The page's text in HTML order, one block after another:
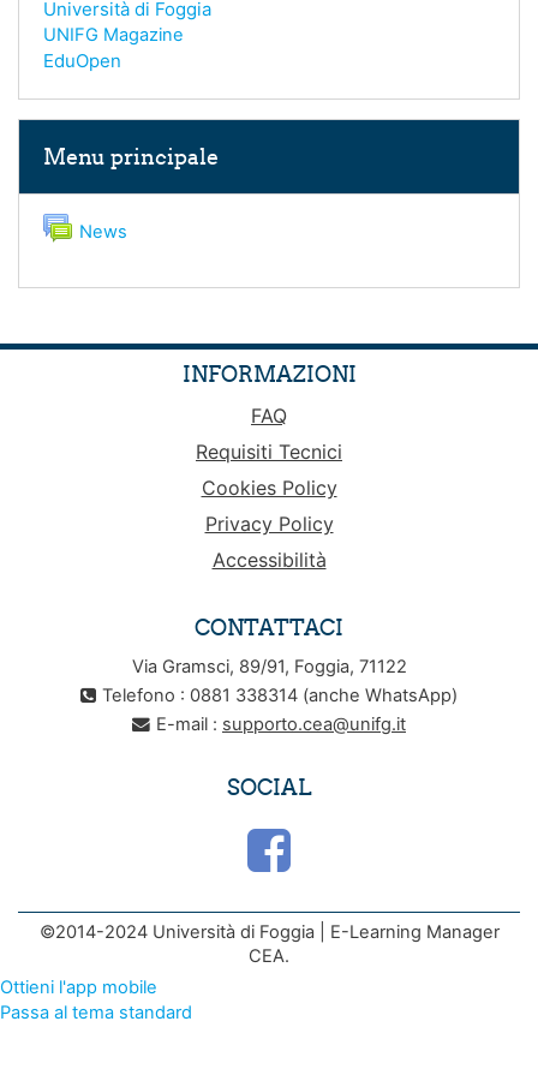
Università di Foggia
UNIFG Magazine
EduOpen
Menu principale
News
INFORMAZIONI
FAQ
Requisiti Tecnici
Cookies Policy
Privacy Policy
Accessibilità
CONTATTACI
Via Gramsci, 89/91, Foggia, 71122
Telefono : 0881 338314 (anche WhatsApp)
E-mail : supporto.cea@unifg.it
SOCIAL
©2014-2024 Università di Foggia | E-Learning Manager
CEA.
Ottieni l'app mobile
Passa al tema standard